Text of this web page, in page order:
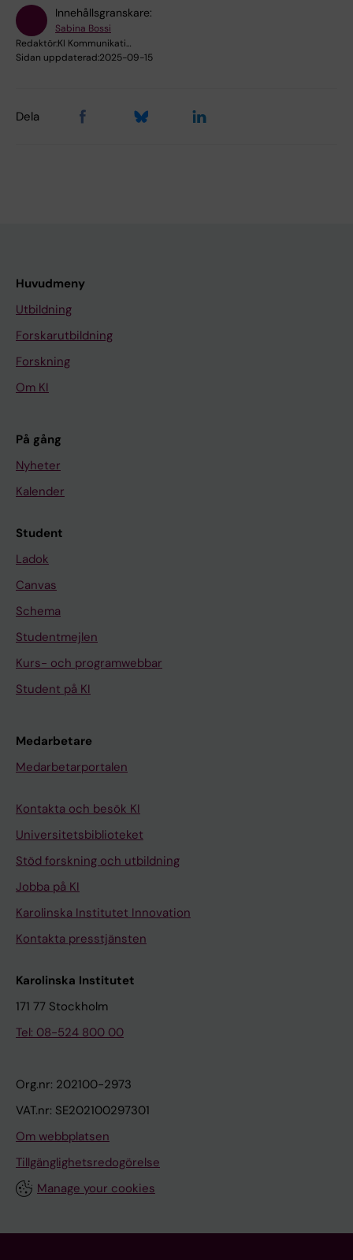
Innehållsgranskare:
Sabina Bossi
Redaktör:KI Kommunikati…
Sidan uppdaterad:2025-09-15
Dela
Huvudmeny
Utbildning
Forskarutbildning
Forskning
Om KI
På gång
Nyheter
Kalender
Student
Ladok
Canvas
Schema
Studentmejlen
Kurs- och programwebbar
Student på KI
Medarbetare
Medarbetarportalen
Kontakta och besök KI
Universitetsbiblioteket
Stöd forskning och utbildning
Jobba på KI
Karolinska Institutet Innovation
Kontakta presstjänsten
Karolinska Institutet
171 77 Stockholm
Tel: 08-524 800 00
Org.nr: 202100-2973
VAT.nr: SE202100297301
Om webbplatsen
Tillgänglighetsredogörelse
Manage your cookies